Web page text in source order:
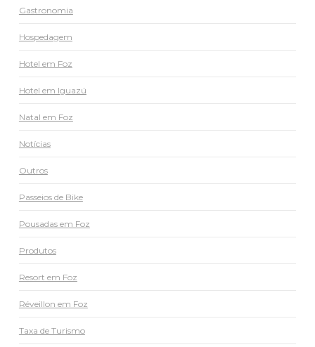
Gastronomia
Hospedagem
Hotel em Foz
Hotel em Iguazú
Natal em Foz
Notícias
Outros
Passeios de Bike
Pousadas em Foz
Produtos
Resort em Foz
Réveillon em Foz
Taxa de Turismo